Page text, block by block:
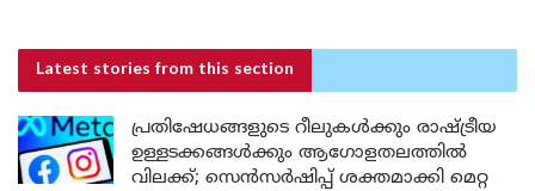
Latest stories from this section
പ്രതിഷേധങ്ങളുടെ റീലുകൾക്കും രാഷ്ട്രീയ
ഉള്ളടക്കങ്ങൾക്കും ആഗോളതലത്തിൽ
വിലക്ക്; സെൻസർഷിപ്പ് ശക്തമാക്കി മെറ്റ